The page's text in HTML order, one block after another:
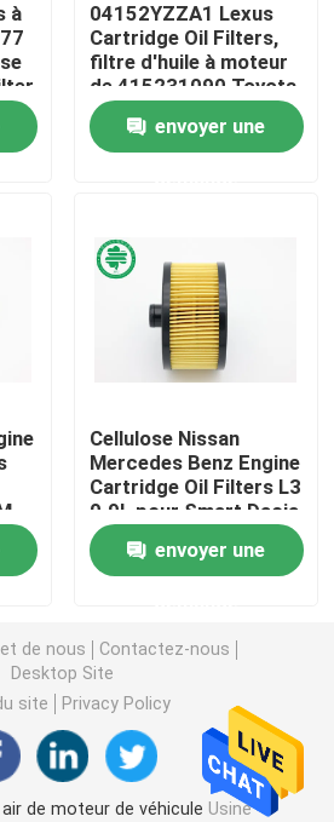
à moteur de cabine
pour véhicules à moteur
à huile
automatique
à
04152YZZA1 Lexus
Cartridge Oil Filters,
filtre d'huile à moteur
de 415231090 Toyota
envoyer une
Cellulose Nissan
Mercedes Benz Engine
Cartridge Oil Filters L3
0.9L pour Smart Dacia
envoyer une
de nous
Contactez-nous
Desktop Site
site
Privacy Policy
air de moteur de véhicule Usine